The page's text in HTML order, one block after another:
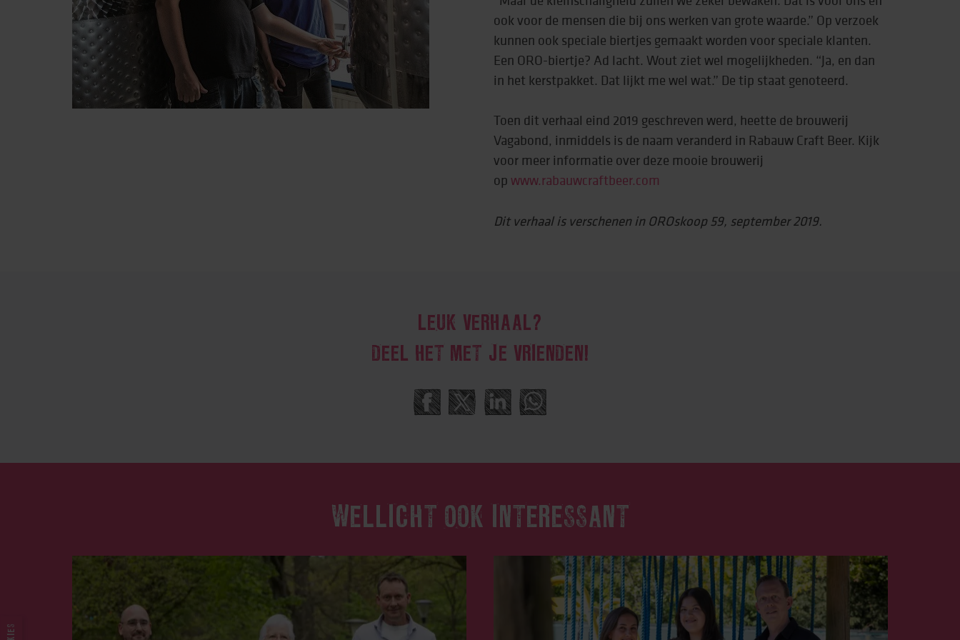
ook voor de mensen die bij ons werken van grote waarde.” Op verzoek
kunnen ook speciale biertjes gemaakt worden voor speciale klanten.
Een ORO-biertje? Ad lacht. Wout ziet wel mogelijkheden. “Ja, en dan
in het kerstpakket. Dat lijkt me wel wat.” De tip staat genoteerd.
Toen dit verhaal eind 2019 geschreven werd, heette de brouwerij
Vagabond, inmiddels is de naam veranderd in Rabauw Craft Beer. Kijk
voor meer informatie over deze mooie brouwerij
op www.rabauwcraftbeer.com
Dit verhaal is verschenen in OROskoop 59, september 2019.
LEUK VERHAAL?
DEEL HET MET JE VRIENDEN!
WELLICHT OOK INTERESSANT